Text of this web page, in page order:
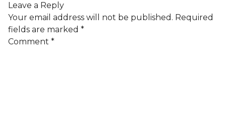
Leave a Reply
Your email address will not be published. Required
fields are marked *
Comment *